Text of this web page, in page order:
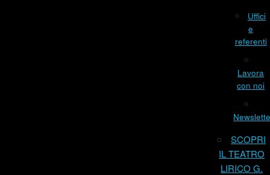
Uffici
e
referenti
Lavora
con noi
SCOPRI
IL TEATRO
LIRICO G.